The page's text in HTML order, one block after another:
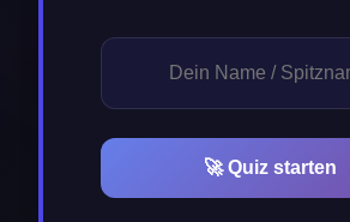
🚀 Quiz starten